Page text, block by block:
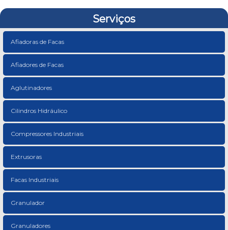
Serviços
Afiadoras de Facas
Afiadores de Facas
Aglutinadores
Cilindros Hidráulico
Compressores Industriais
Extrusoras
Facas Industriais
Granulador
Granuladores